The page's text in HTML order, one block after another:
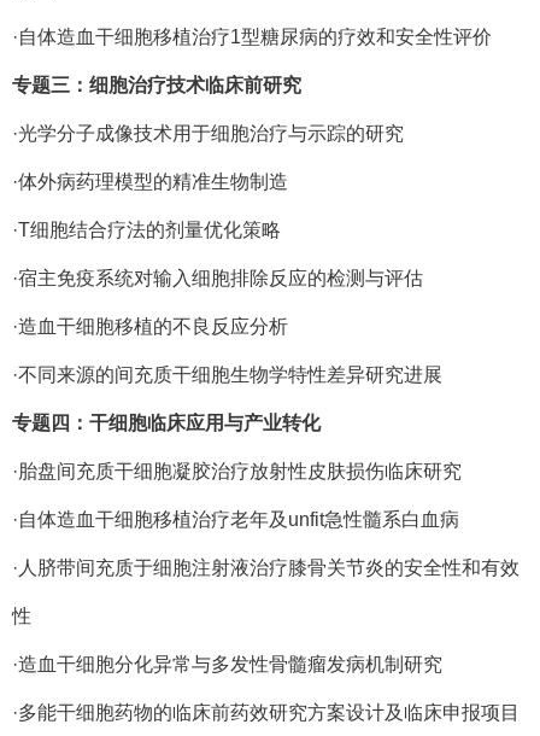
·自体造血干细胞移植治疗1型糖尿病的疗效和安全性评价
专题三：细胞治疗技术临床前研究
·光学分子成像技术用于细胞治疗与示踪的研究
·体外病药理模型的精准生物制造
·T细胞结合疗法的剂量优化策略
·宿主免疫系统对输入细胞排除反应的检测与评估
·造血干细胞移植的不良反应分析
·不同来源的间充质干细胞生物学特性差异研究进展
专题四：干细胞临床应用与产业转化
·胎盘间充质干细胞凝胶治疗放射性皮肤损伤临床研究
·自体造血干细胞移植治疗老年及unfit急性髓系白血病
·人脐带间充质于细胞注射液治疗膝骨关节炎的安全性和有效
性
·造血干细胞分化异常与多发性骨髓瘤发病机制研究
·多能干细胞药物的临床前药效研究方案设计及临床申报项目